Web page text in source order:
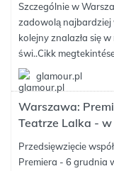
Szczególnie w
zadowolą najbardziej
kolejny znalazła się
świ..Cikk
glamour.pl
Warszawa:
Teatrze Lalka -
Przedsięwzięcie
Premiera - 6 grudnia